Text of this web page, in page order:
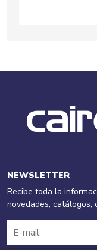
NEWSLETTER
Recibe toda la
novedades, catálogos,